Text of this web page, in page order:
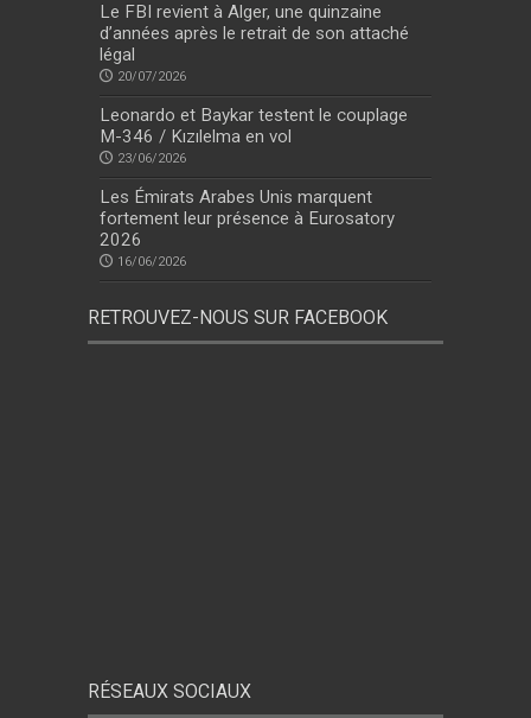
Le FBI revient à Alger, une quinzaine
d’années après le retrait de son attaché
légal
20/07/2026
Leonardo et Baykar testent le couplage
M-346 / Kızılelma en vol
23/06/2026
Les Émirats Arabes Unis marquent
fortement leur présence à Eurosatory
2026
16/06/2026
RETROUVEZ-NOUS SUR FACEBOOK
RÉSEAUX SOCIAUX